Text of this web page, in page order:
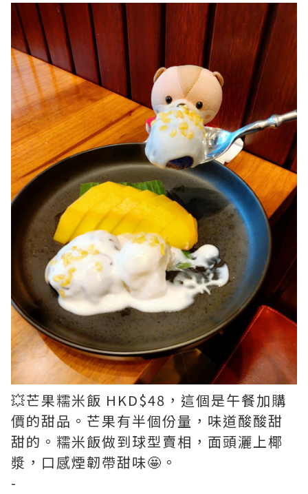
💥芒果糯米飯 HKD$48，這個是午餐加購
價的甜品。芒果有半個份量，味道酸酸甜
甜的。糯米飯做到球型賣相，面頭灑上椰
漿，口感煙韌帶甜味🤩。
-